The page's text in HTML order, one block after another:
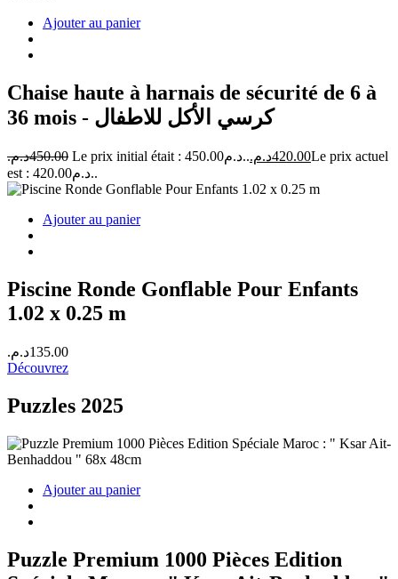
Ajouter au panier
Chaise haute à harnais de sécurité de 6 à
36 mois - كرسي الأكل للاطفال
450.00د.م. Le prix initial était : 450.00د.م.. 420.00د.م.
Le prix actuel
est : 420.00د.م..
Ajouter au panier
Piscine Ronde Gonflable Pour Enfants
1.02 x 0.25 m
135.00د.م.
Découvrez
Puzzles 2025
Ajouter au panier
Puzzle Premium 1000 Pièces Edition